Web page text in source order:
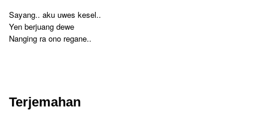
Sayang.. aku uwes kesel..
Yen berjuang dewe
Nanging ra ono regane..
Terjemahan